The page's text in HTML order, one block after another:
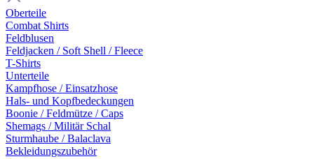
Oberteile
Combat Shirts
Feldblusen
Feldjacken / Soft Shell / Fleece
T-Shirts
Unterteile
Kampfhose / Einsatzhose
Hals- und Kopfbedeckungen
Boonie / Feldmütze / Caps
Shemags / Militär Schal
Sturmhaube / Balaclava
Bekleidungszubehör